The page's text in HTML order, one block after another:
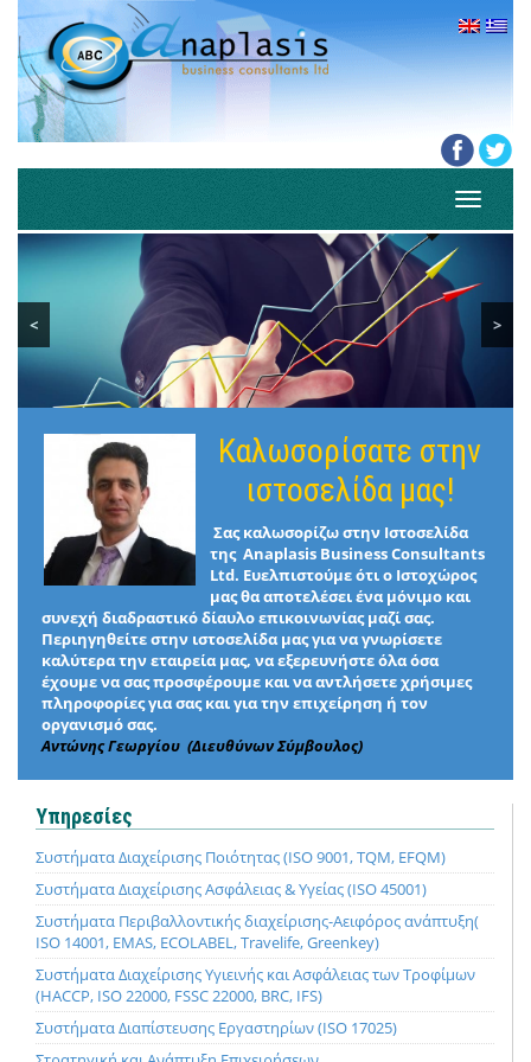
Toggle
< >
Καλωσορίσατε στην
ιστοσελίδα μας!
Σας καλωσορίζω στην Ιστοσελίδα
της Anaplasis Business Consultants
Ltd. Ευελπιστούμε ότι ο Ιστοχώρος
μας θα αποτελέσει ένα μόνιμο και
συνεχή διαδραστικό δίαυλο επικοινωνίας μαζί σας.
Περιηγηθείτε στην ιστοσελίδα μας για να γνωρίσετε
καλύτερα την εταιρεία μας, να εξερευνήστε όλα όσα
έχουμε να σας προσφέρουμε και να αντλήσετε χρήσιμες
πληροφορίες για σας και για την επιχείρηση ή τον
οργανισμό σας.
Αντώνης Γεωργίου (Διευθύνων Σύμβουλος)
Υπηρεσίες
Συστήματα Διαχείρισης Ποιότητας (ISO 9001, TQM, EFQM)
Συστήματα Διαχείρισης Ασφάλειας & Υγείας (ISO 45001)
Συστήματα Περιβαλλοντικής διαχείρισης-Αειφόρος ανάπτυξη(
ISO 14001, EMAS, ECOLABEL, Travelife, Greenkey)
Συστήματα Διαχείρισης Υγιεινής και Ασφάλειας των Τροφίμων
(HACCP, ISO 22000, FSSC 22000, BRC, IFS)
Συστήματα Διαπίστευσης Εργαστηρίων (ISO 17025)